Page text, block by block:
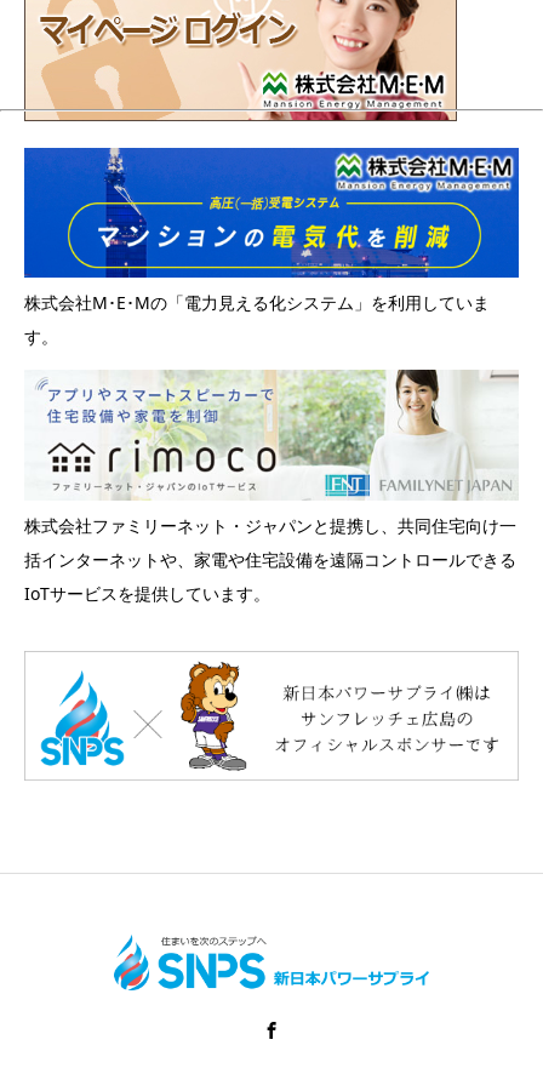
株式会社M･E･Mの「電力見える化システム」を利用していま
す。
株式会社ファミリーネット・ジャパンと提携し、共同住宅向け一
括インターネットや、家電や住宅設備を遠隔コントロールできる
IoTサービスを提供しています。